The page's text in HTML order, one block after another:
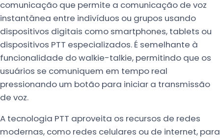
comunicação que permite a comunicação de voz
instantânea entre indivíduos ou grupos usando
dispositivos digitais como smartphones, tablets ou
dispositivos PTT especializados. É semelhante à
funcionalidade do walkie-talkie, permitindo que os
usuários se comuniquem em tempo real
pressionando um botão para iniciar a transmissão
de voz.
A tecnologia PTT aproveita os recursos de redes
modernas, como redes celulares ou de internet, para